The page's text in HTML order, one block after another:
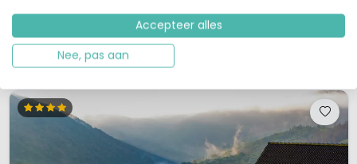
meer te verkennen. (geen motorboten toegestaand). Verder zij...
Bekijk details
Accepteer alles
Nee, pas aan